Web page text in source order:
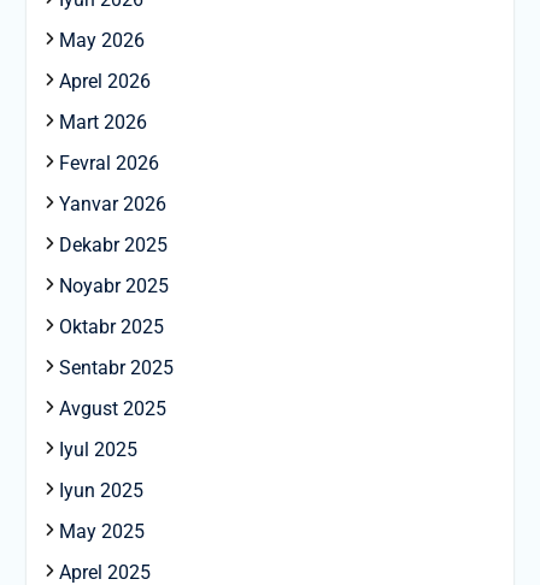
May 2026
Aprel 2026
Mart 2026
Fevral 2026
Yanvar 2026
Dekabr 2025
Noyabr 2025
Oktabr 2025
Sentabr 2025
Avgust 2025
Iyul 2025
Iyun 2025
May 2025
Aprel 2025